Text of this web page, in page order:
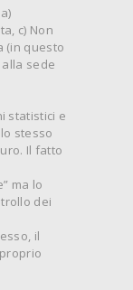
c) Non
(in questo
sede
statistici e
stesso
Il fatto
ma lo
dei
il